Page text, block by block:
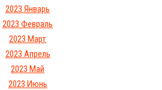
2023 Январь
2023 Февраль
2023 Март
2023 Апрель
2023 Май
2023 Июнь